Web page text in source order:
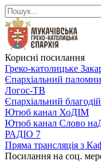
Корисні посилання
Греко-католицьке
Єпархіальний
Логос-ТВ
Єпархіальний
Ютюб канал ХоДІМ
Ютюб канал Слово
РАДІО 7
Пряма трансляція з
Посилання на соц.